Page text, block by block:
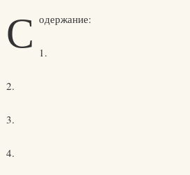
С одержание:
1.
2.
3.
4.